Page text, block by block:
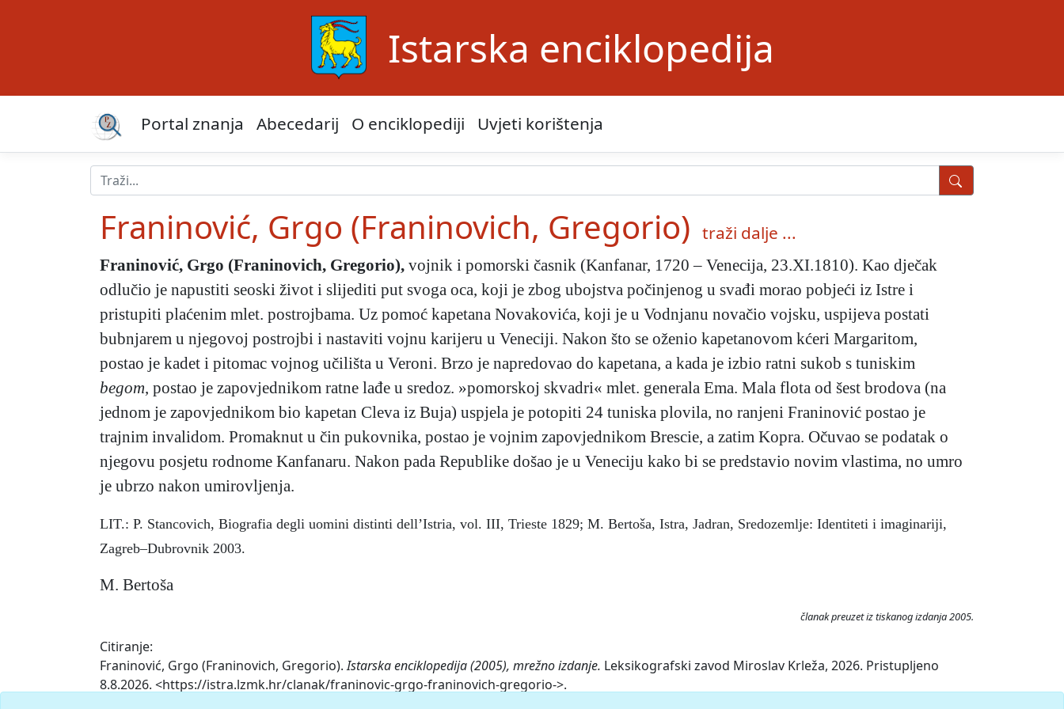
Istarska enciklopedija
Portal znanja Abecedarij O enciklopediji Uvjeti korištenja
Franinović, Grgo (Franinovich, Gregorio) traži dalje ...
Franinović, Grgo (Franinovich, Gregorio), vojnik i pomorski časnik (Kanfanar, 1720 – Venecija, 23.XI.1810). Kao dječak
odlučio je napustiti seoski život i slijediti put svoga oca, koji je zbog ubojstva počinjenog u svađi morao pobjeći iz Istre i
pristupiti plaćenim mlet. postrojbama. Uz pomoć kapetana Novakovića, koji je u Vodnjanu novačio vojsku, uspijeva postati
bubnjarem u njegovoj postrojbi i nastaviti vojnu karijeru u Veneciji. Nakon što se oženio kapetanovom kćeri Margaritom,
postao je kadet i pitomac vojnog učilišta u Veroni. Brzo je napredovao do kapetana, a kada je izbio ratni sukob s tuniskim
begom, postao je zapovjednikom ratne lađe u sredoz. »pomorskoj skvadri« mlet. generala Ema. Mala flota od šest brodova (na
jednom je zapovjednikom bio kapetan Cleva iz Buja) uspjela je potopiti 24 tuniska plovila, no ranjeni Franinović postao je
trajnim invalidom. Promaknut u čin pukovnika, postao je vojnim zapovjednikom Brescie, a zatim Kopra. Očuvao se podatak o
njegovu posjetu rodnome Kanfanaru. Nakon pada Republike došao je u Veneciju kako bi se predstavio novim vlastima, no umro
je ubrzo nakon umirovljenja.
LIT.: P. Stancovich, Biografia degli uomini distinti dell’Istria, vol. III, Trieste 1829; M. Bertoša, Istra, Jadran, Sredozemlje: Identiteti i imaginariji,
Zagreb–Dubrovnik 2003.
M. Bertoša
članak preuzet iz tiskanog izdanja 2005.
Citiranje:
Franinović, Grgo (Franinovich, Gregorio).Istarska enciklopedija (2005), mrežno izdanje. Leksikografski zavod Miroslav Krleža, 2026. Pristupljeno
8.8.2026. <https://istra.lzmk.hr/clanak/franinovic-grgo-franinovich-gregorio->.